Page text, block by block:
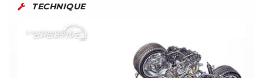
TECHNIQUE